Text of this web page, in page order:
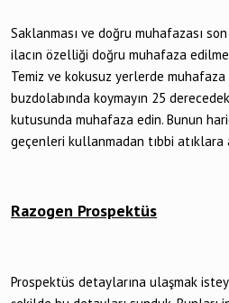
Saklanması ve doğru muhafazası
ilacın özelliği doğru muhafaza
Temiz ve kokusuz yerlerde
buzdolabında koymayın 25
kutusunda muhafaza edin. Bunun
geçenleri kullanmadan tıbbi atıklara
Razogen Prospektüs
Prospektüs detaylarına ulaşmak